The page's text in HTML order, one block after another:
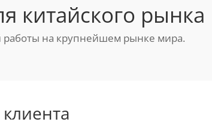
китайского рынка
работы на крупнейшем рынке мира.